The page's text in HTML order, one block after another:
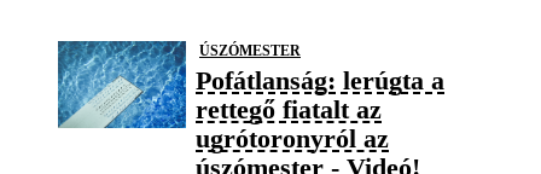
ÚSZÓMESTER
Pofátlanság: lerúgta a
rettegő fiatalt az
ugrótoronyról az
úszómester - Videó!